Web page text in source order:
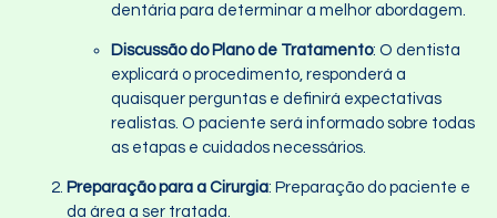
dentária para determinar a melhor abordagem.
Discussão do Plano de Tratamento: O dentista
explicará o procedimento, responderá a
quaisquer perguntas e definirá expectativas
realistas. O paciente será informado sobre todas
as etapas e cuidados necessários.
Preparação para a Cirurgia: Preparação do paciente e
da área a ser tratada.